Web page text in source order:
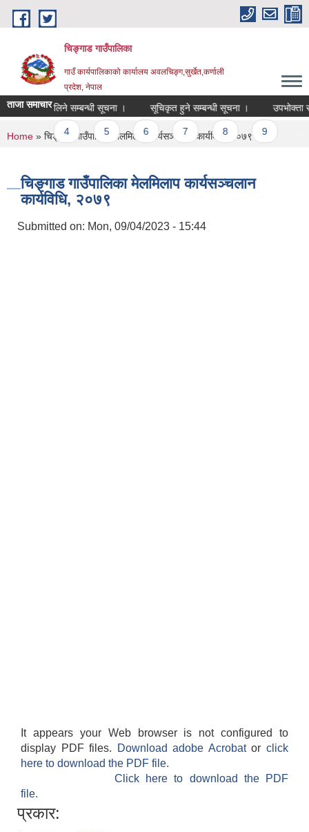
Skip to main content
चिङ्गाड गाउँपालिका
गाउँ कार्यपालिकाको कार्यालय अवलचिङ्ग,सुर्खेत,कर्णाली
प्रदेश, नेपाल
ताजा समाचार
भाडामा लिने सम्बन्धी सूचना । सूचिकृत हुने सम्बन्धी सूचना । उपभोक्ता
3 4 5 6 7 8 9
You are here
Home » चिङ्गाड गाउँपालिका मेलमिलाप कार्यसञ्चलान कार्यविधि, २०७९
चिङ्गाड गाउँपालिका मेलमिलाप कार्यसञ्चलान
कार्यविधि, २०७९
Submitted on: Mon, 09/04/2023 - 15:44
It appears your Web browser is not configured to
display PDF files.
Download adobe Acrobatorclick
here to download the PDF file.
Click here to download the PDF
file.
प्रकार: